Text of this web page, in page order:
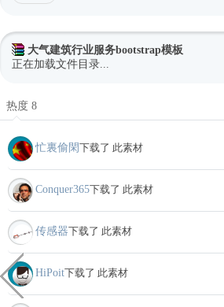
大气建筑行业服务bootstrap模板
正在加载文件目录...
热度 8
忙裏偷閑下载了 此素材
Conquer365下载了 此素材
传感器下载了 此素材
HiPoit下载了 此素材